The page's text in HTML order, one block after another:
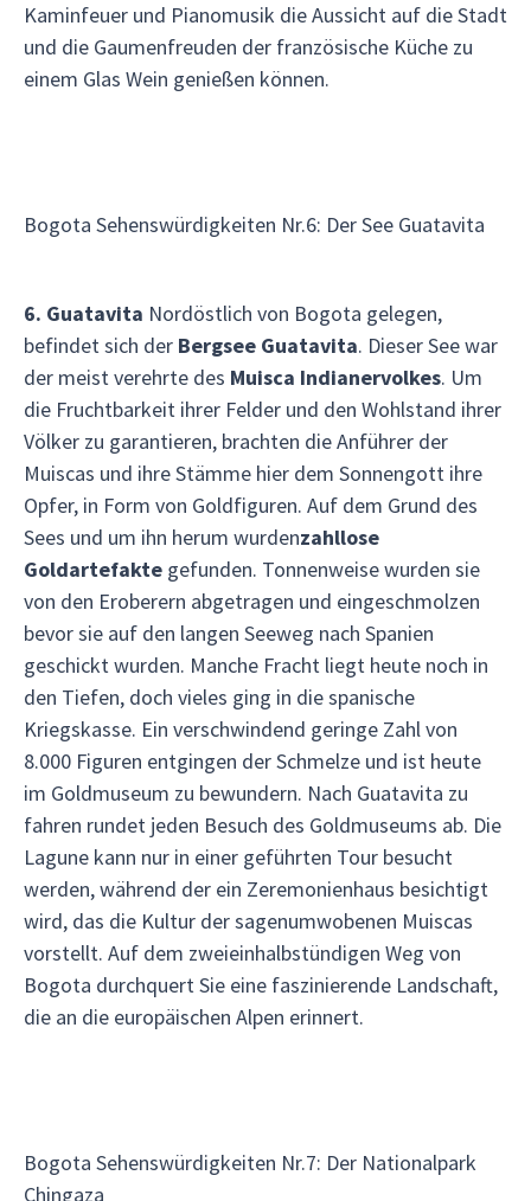
Kaminfeuer und Pianomusik die Aussicht auf die Stadt
und die Gaumenfreuden der französische Küche zu
einem Glas Wein genießen können.
Bogota Sehenswürdigkeiten Nr.6: Der See Guatavita
6. Guatavita Nordöstlich von Bogota gelegen,
befindet sich der Bergsee Guatavita. Dieser See war
der meist verehrte des Muisca Indianervolkes. Um
die Fruchtbarkeit ihrer Felder und den Wohlstand ihrer
Völker zu garantieren, brachten die Anführer der
Muiscas und ihre Stämme hier dem Sonnengott ihre
Opfer, in Form von Goldfiguren. Auf dem Grund des
Sees und um ihn herum wurdenzahllose
Goldartefakte gefunden. Tonnenweise wurden sie
von den Eroberern abgetragen und eingeschmolzen
bevor sie auf den langen Seeweg nach Spanien
geschickt wurden. Manche Fracht liegt heute noch in
den Tiefen, doch vieles ging in die spanische
Kriegskasse. Ein verschwindend geringe Zahl von
8.000 Figuren entgingen der Schmelze und ist heute
im Goldmuseum zu bewundern. Nach Guatavita zu
fahren rundet jeden Besuch des Goldmuseums ab. Die
Lagune kann nur in einer geführten Tour besucht
werden, während der ein Zeremonienhaus besichtigt
wird, das die Kultur der sagenumwobenen Muiscas
vorstellt. Auf dem zweieinhalbstündigen Weg von
Bogota durchquert Sie eine faszinierende Landschaft,
die an die europäischen Alpen erinnert.
Bogota Sehenswürdigkeiten Nr.7: Der Nationalpark
Chingaza